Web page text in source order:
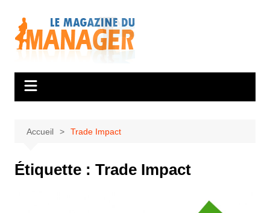
contenu
Accueil Trade Impact
Étiquette : Trade Impact